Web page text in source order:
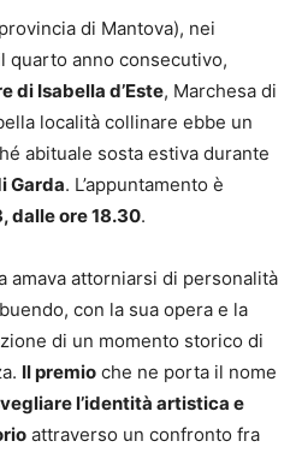
di Mantova), nei
quarto anno consecutivo,
di Isabella d’Este, Marchesa di
località collinare ebbe un
abituale sosta estiva durante
Garda. L’appuntamento è
dalle ore 18.30.
amava attorniarsi di personalità
con la sua opera e la
di un momento storico di
Il premio che ne porta il nome
l’identità artistica e
attraverso un confronto fra